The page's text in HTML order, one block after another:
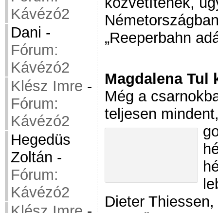
Kávézó2
Dani -
Fórum:
Kávézó2
Klész Imre -
Fórum:
Kávézó2
Hegedüs
Zoltán -
Fórum:
Kávézó2
„Reeperbahn
Magdalena Tul
Még a
teljesen
Dieter